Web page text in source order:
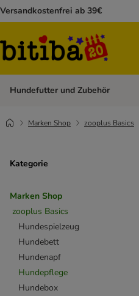
Versandkostenfrei ab 39€
Hundefutter und Zubehör
Marken Shop zooplus Basics
Kategorie
Marken Shop
zooplus Basics
Hundespielzeug
Hundebett
Hundenapf
Hundepflege
Hundebox